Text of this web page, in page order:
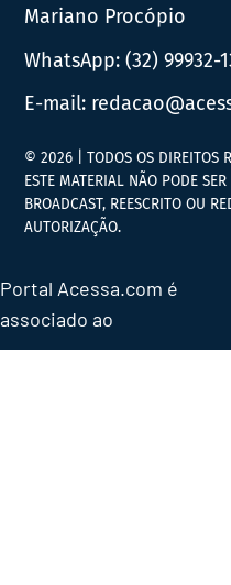
Mariano Procópio
WhatsApp:(32) 99932-
E-mail:
© 2026 | TODOS OS DIREITOS
ESTE MATERIAL NÃO PODE
BROADCAST, REESCRITO OU
AUTORIZAÇÃO.
Portal Acessa.com é
associado ao